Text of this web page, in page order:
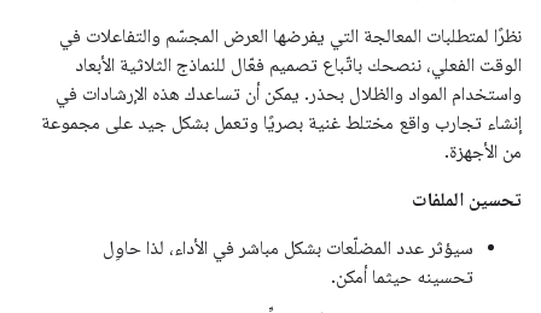
نظرًا لمتطلبات المعالجة التي يفرضها العرض المجسّم والتفاعلات في
الوقت الفعلي، ننصحك باتّباع تصميم فعّال للنماذج الثلاثية الأبعاد
واستخدام المواد والظلال بحذر. يمكن أن تساعدك هذه الإرشادات في
إنشاء تجارب واقع مختلط غنية بصريًا وتعمل بشكل جيد على مجموعة
من الأجهزة.
تحسين الملفات
سيؤثر عدد المضلّعات بشكل مباشر في الأداء، لذا حاوِل
تحسينه حيثما أمكن.